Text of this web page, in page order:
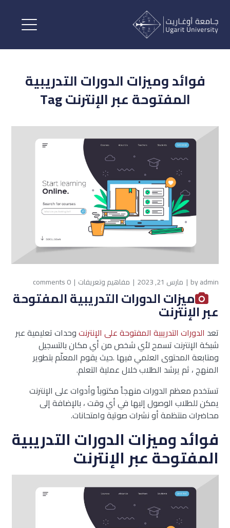
فوائد وميزات الدورات التدريبية
المفتوحة عبر الإنترنت Tag
byadmin مارس 21, 2023 مفاهيم وتعريفات 0 comments
ميزات الدورات التدريبية المفتوحة
عبر الإنترنت
تعد الدورات التدريبية المفتوحة على الإنترنتوحدات تعليمية عبر
شبكة الإنترنت تسمح لأي شخص من أي مكان بالتسجيل
ومتابعة المحتوى العلمي فيها .حيث يقوم المعلّم بتطوير
المنهج ، ثم يرشد الطلاب خلال عملية التعلم.
تستخدم معظم الدورات منهجاً مكتوباً وأدوات على الإنترنت
يمكن للطلاب الوصول إليها في أي وقت ، بالإضافة إلى
محاضرات منتظمة أو نشرات صوتية وامتحانات.
فوائد وميزات الدورات التدريبية
المفتوحة عبر الإنترنت